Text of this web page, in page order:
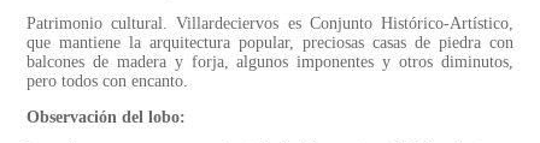
Patrimonio cultural. Villardeciervos es Conjunto Histórico-Artístico,
que mantiene la arquitectura popular, preciosas casas de piedra con
balcones de madera y forja, algunos imponentes y otros diminutos,
pero todos con encanto.
Observación del lobo: